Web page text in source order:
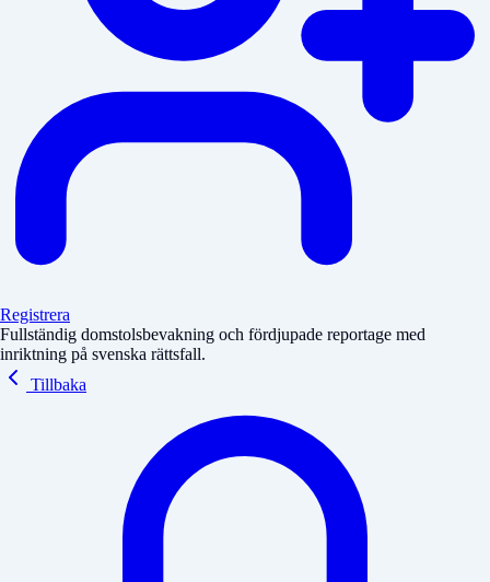
Registrera
Fullständig domstolsbevakning och fördjupade reportage med
inriktning på svenska rättsfall.
Tillbaka